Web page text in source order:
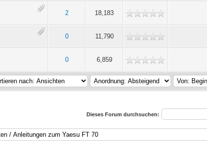
2 18,183
0 11,790
0 6,859
Dieses Forum durchsuchen: